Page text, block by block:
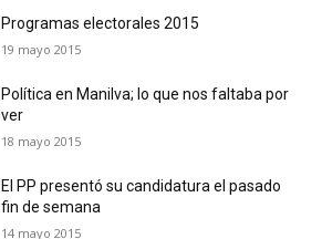
Programas electorales 2015
19 mayo 2015
Política en Manilva; lo que nos faltaba por
ver
18 mayo 2015
El PP presentó su candidatura el pasado
fin de semana
14 mayo 2015